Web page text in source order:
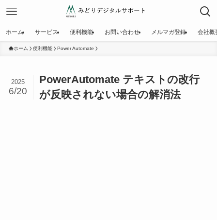
ホーム サービス 便利機能 お問い合わせ メルマガ登録 会社概
ホーム 便利機能 Power Automate
PowerAutomate テキストの改行
が反映されない場合の解消法
2025
6/20